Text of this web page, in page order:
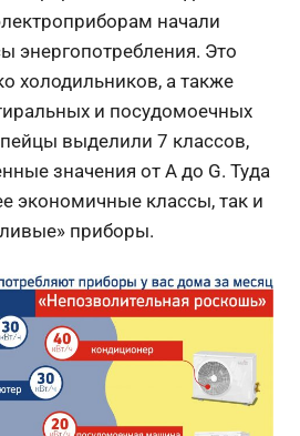
начали
энергопотребления. Это
холодильников, а также
и посудомоечных
выделили 7 классов,
значения от А до G. Туда
экономичные классы, так и
приборы.